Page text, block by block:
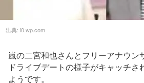
出典: i0.wp.com
嵐の二宮和也さんとフリーアナウン
ドライブデートの様子がキャッチさ
ようです。